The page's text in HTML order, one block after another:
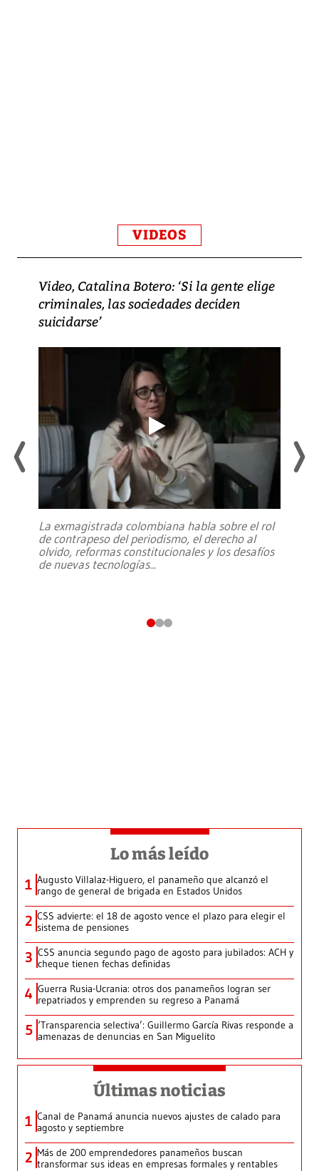
VIDEOS
Video, Catalina Botero: ‘Si la gente elige
criminales, las sociedades deciden
suicidarse’
La exmagistrada colombiana habla sobre el rol
de contrapeso del periodismo, el derecho al
olvido, reformas constitucionales y los desafíos
de nuevas tecnologías...
Lo más leído
1 Augusto Villalaz-Higuero, el panameño que alcanzó el
rango de general de brigada en Estados Unidos
2 CSS advierte: el 18 de agosto vence el plazo para elegir el
sistema de pensiones
3 CSS anuncia segundo pago de agosto para jubilados: ACH y
cheque tienen fechas definidas
4 Guerra Rusia-Ucrania: otros dos panameños logran ser
repatriados y emprenden su regreso a Panamá
5 ‘Transparencia selectiva’: Guillermo García Rivas responde a
amenazas de denuncias en San Miguelito
Últimas noticias
1 Canal de Panamá anuncia nuevos ajustes de calado para
agosto y septiembre
2 Más de 200 emprendedores panameños buscan
transformar sus ideas en empresas formales y rentables